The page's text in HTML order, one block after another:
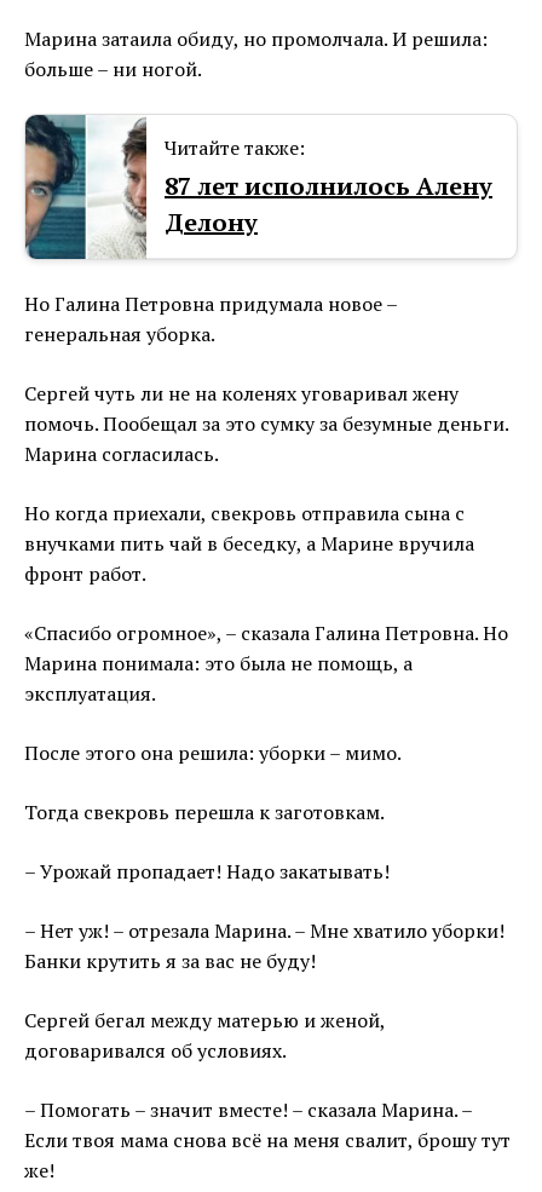
Марина затаила обиду, но промолчала. И решила:
больше – ни ногой.
Читайте также:
87 лет исполнилось Алену
Делону
Но Галина Петровна придумала новое –
генеральная уборка.
Сергей чуть ли не на коленях уговаривал жену
помочь. Пообещал за это сумку за безумные деньги.
Марина согласилась.
Но когда приехали, свекровь отправила сына с
внучками пить чай в беседку, а Марине вручила
фронт работ.
«Спасибо огромное», – сказала Галина Петровна. Но
Марина понимала: это была не помощь, а
эксплуатация.
После этого она решила: уборки – мимо.
Тогда свекровь перешла к заготовкам.
– Урожай пропадает! Надо закатывать!
– Нет уж! – отрезала Марина. – Мне хватило уборки!
Банки крутить я за вас не буду!
Сергей бегал между матерью и женой,
договаривался об условиях.
– Помогать – значит вместе! – сказала Марина. –
Если твоя мама снова всё на меня свалит, брошу тут
же!